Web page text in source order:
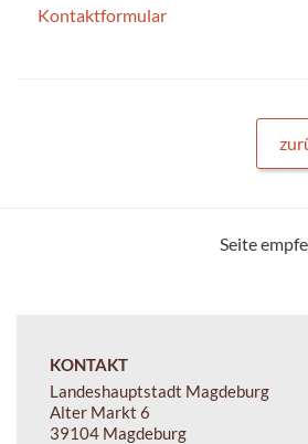
Kontaktformular
Seite
KONTAKT
Landeshauptstadt Magdeburg
Alter Markt 6
39104 Magdeburg